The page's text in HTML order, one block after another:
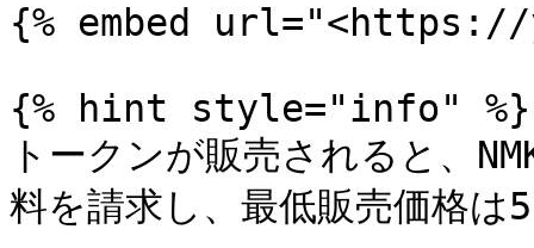
{% embed url="<https://
{% hint style="info" %}
トークンが販売されると、
料を請求し、最低販売価格は